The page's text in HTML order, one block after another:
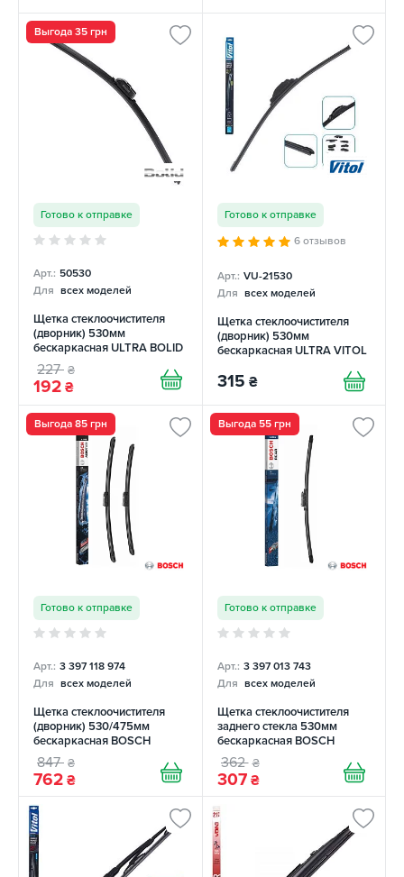
Выгода 35 грн
Готово к отправке
Арт.: 50530
Для всех моделей
Щетка стеклоочистителя
(дворник) 530мм
бескаркасная ULTRA BOLID
227 ₴
192 ₴
Готово к отправке
6 отзывов
Арт.: VU-21530
Для всех моделей
Щетка стеклоочистителя
(дворник) 530мм
бескаркасная ULTRA VITOL
315 ₴
Выгода 85 грн
Готово к отправке
Арт.: 3 397 118 974
Для всех моделей
Щетка стеклоочистителя
(дворник) 530/475мм
бескаркасная BOSCH
847 ₴
762 ₴
Выгода 55 грн
Готово к отправке
Арт.: 3 397 013 743
Для всех моделей
Щетка стеклоочистителя
заднего стекла 530мм
бескаркасная BOSCH
362 ₴
307 ₴